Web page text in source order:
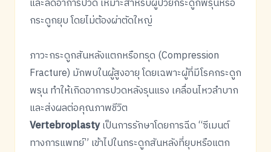
และลดอาการปวด เหมาะสำหรับผู้ป่วยกระดูกพรุนหรือ
กระดูกยุบ โดยไม่ต้องผ่าตัดใหญ่
ภาวะกระดูกสันหลังแตกหรือทรุด (Compression
Fracture) มักพบในผู้สูงอายุ โดยเฉพาะผู้ที่มีโรคกระดูก
พรุน ทำให้เกิดอาการปวดหลังรุนแรง เคลื่อนไหวลำบาก
และส่งผลต่อคุณภาพชีวิต
Vertebroplastyเป็นการรักษาโดยการฉีด “ซีเมนต์
ทางการแพทย์” เข้าไปในกระดูกสันหลังที่ยุบหรือแตก